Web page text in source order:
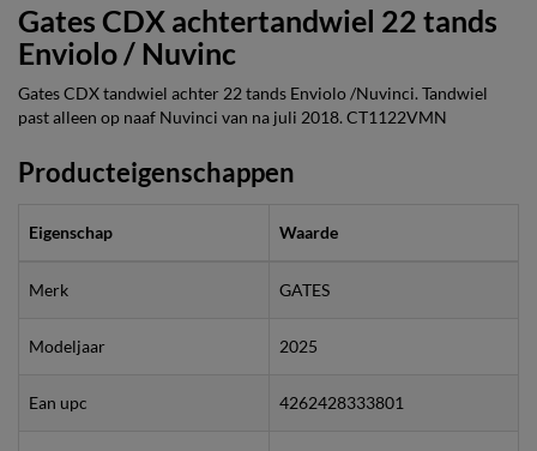
Gates CDX achtertandwiel 22 tands
Enviolo / Nuvinc
Gates CDX tandwiel achter 22 tands Enviolo /Nuvinci. Tandwiel
past alleen op naaf Nuvinci van na juli 2018. CT1122VMN
Producteigenschappen
Eigenschap Waarde
Merk GATES
Modeljaar 2025
Ean upc 4262428333801